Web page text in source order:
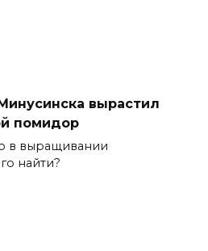
вырастил
помидор
в выращивании
найти?